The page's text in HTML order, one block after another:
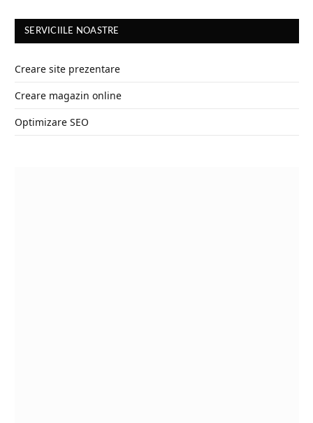
SERVICIILE NOASTRE
Creare site prezentare
Creare magazin online
Optimizare SEO